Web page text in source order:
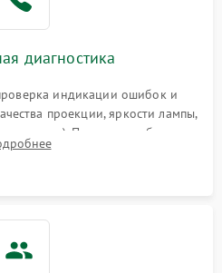
Подробнее →
диагностика
индикации ошибок и
проекции, яркости лампы,
пятна). Проверка работы
уровню шума вентиляторов.